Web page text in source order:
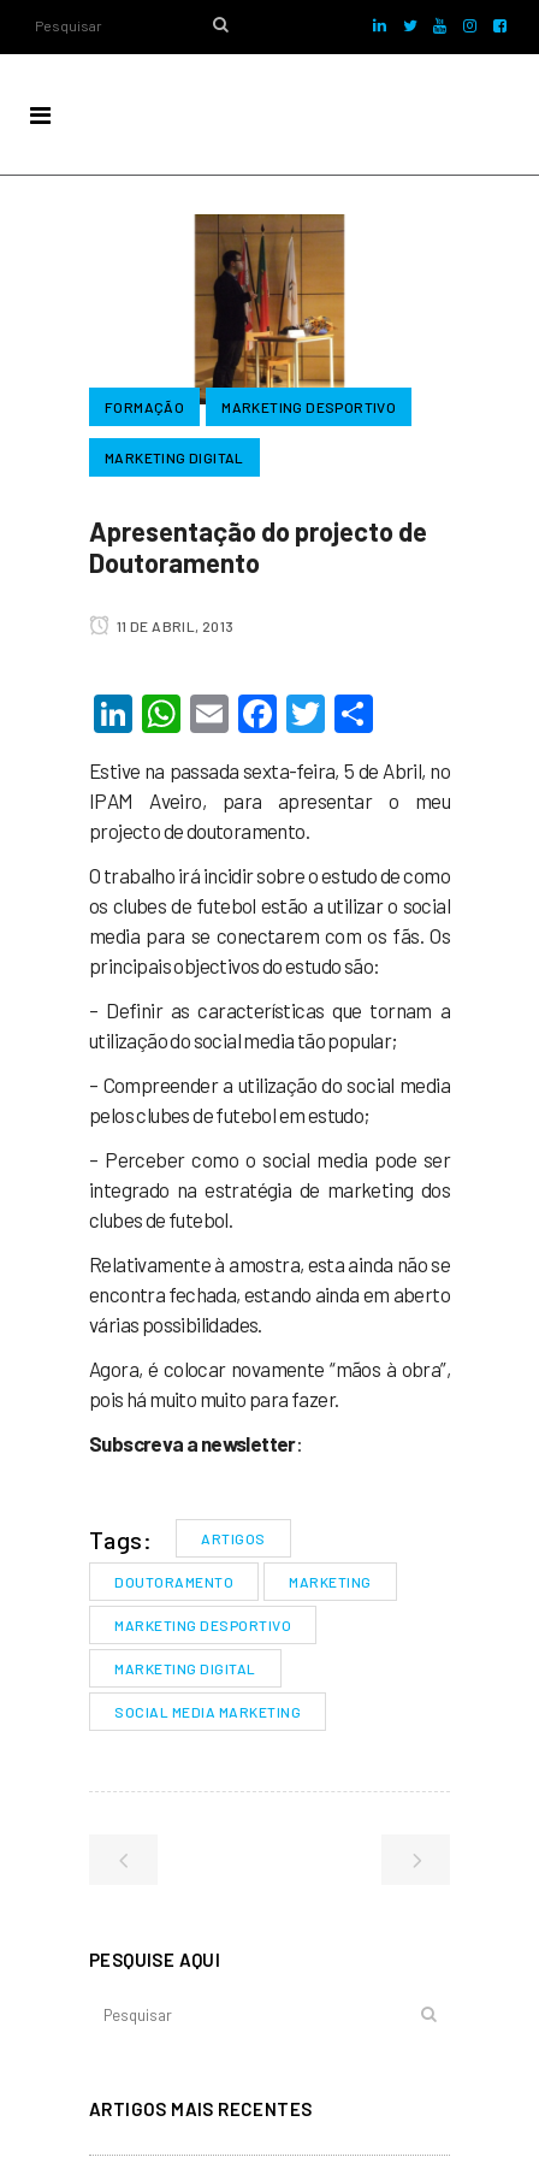
FORMAÇÃO MARKETING DESPORTIVO
MARKETING DIGITAL
Apresentação do projecto de
Doutoramento
11 DE ABRIL, 2013
LinkedIn
WhatsApp
EmailFacebook
Twitter
Estive na passada sexta-feira, 5 de Abril, no
IPAM Aveiro, para apresentar o meu
projecto de doutoramento.
O trabalho irá incidir sobre o estudo de como
os clubes de futebol estão a utilizar o social
media para se conectarem com os fãs. Os
principais objectivos do estudo são:
– Definir as características que tornam a
utilização do social media tão popular;
– Compreender a utilização do social media
pelos clubes de futebol em estudo;
– Perceber como o social media pode ser
integrado na estratégia de marketing dos
clubes de futebol.
Relativamente à amostra, esta ainda não se
encontra fechada, estando ainda em aberto
várias possibilidades.
Agora, é colocar novamente “mãos à obra”,
pois há muito muito para fazer.
Subscreva a newsletter:
Tags: ARTIGOS
DOUTORAMENTO MARKETING
MARKETING DESPORTIVO
MARKETING DIGITAL
SOCIAL MEDIA MARKETING
PESQUISE AQUI
ARTIGOS MAIS RECENTES